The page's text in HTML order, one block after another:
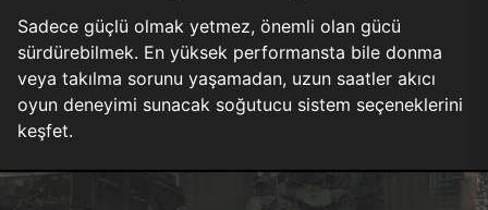
Sadece güçlü olmak yetmez, önemli olan gücü
sürdürebilmek. En yüksek performansta bile donma
veya takılma sorunu yaşamadan, uzun saatler akıcı
oyun deneyimi sunacak soğutucu sistem seçeneklerini
keşfet.